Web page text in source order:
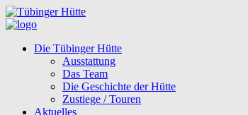
Die Tübinger Hütte
Ausstattung
Das Team
Die Geschichte der Hütte
Zustiege / Touren
Aktuelles